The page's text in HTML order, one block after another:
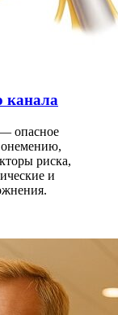
канала
опасное
онемению,
риска,
и